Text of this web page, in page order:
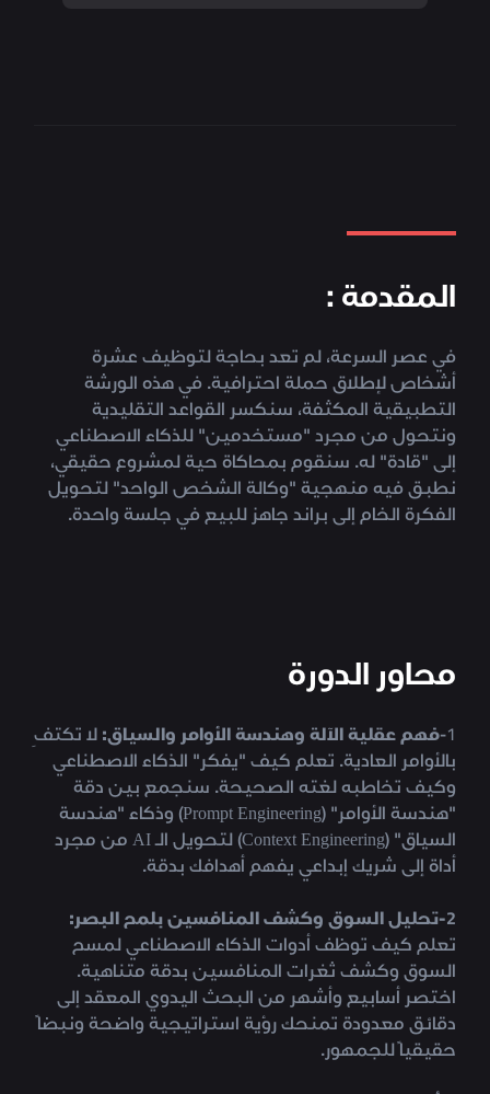
المقدمة :
في عصر السرعة، لم تعد بحاجة لتوظيف عشرة
أشخاص لإطلاق حملة احترافية. في هذه الورشة
التطبيقية المكثفة، سنكسر القواعد التقليدية
ونتحول من مجرد "مستخدمين" للذكاء الاصطناعي
إلى "قادة" له. سنقوم بمحاكاة حية لمشروع حقيقي،
نطبق فيه منهجية "وكالة الشخص الواحد" لتحويل
الفكرة الخام إلى براند جاهز للبيع في جلسة واحدة.
محاور الدورة
1- فهم عقلية الآلة وهندسة الأوامر والسياق: لا تكتفِ
بالأوامر العادية. تعلم كيف "يفكر" الذكاء الاصطناعي
وكيف تخاطبه لغته الصحيحة. سنجمع بين دقة
"هندسة الأوامر" (Prompt Engineering) وذكاء "هندسة
السياق" (Context Engineering) لتحويل الـ AI من مجرد
أداة إلى شريك إبداعي يفهم أهدافك بدقة.
2-تحليل السوق وكشف المنافسين بلمح البصر:
تعلم كيف توظف أدوات الذكاء الاصطناعي لمسح
السوق وكشف ثغرات المنافسين بدقة متناهية.
اختصر أسابيع وأشهر من البحث اليدوي المعقد إلى
دقائق معدودة تمنحك رؤية استراتيجية واضحة ونبضاً
حقيقياً للجمهور.